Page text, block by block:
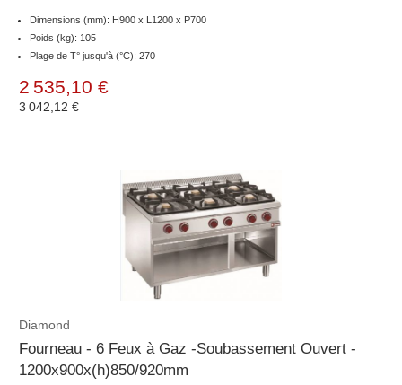
Dimensions (mm): H900 x L1200 x P700
Poids (kg): 105
Plage de T° jusqu'à (°C): 270
2 535,10 €
3 042,12 €
Diamond
Fourneau - 6 Feux à Gaz -Soubassement Ouvert -
1200x900x(h)850/920mm